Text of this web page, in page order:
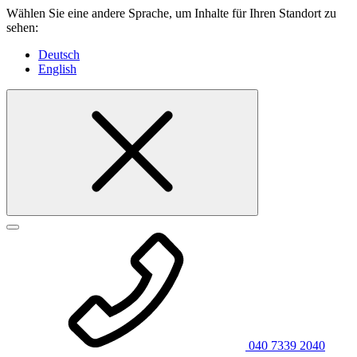
Wählen Sie eine andere Sprache, um Inhalte für Ihren Standort zu
sehen:
Deutsch
English
040 7339 2040